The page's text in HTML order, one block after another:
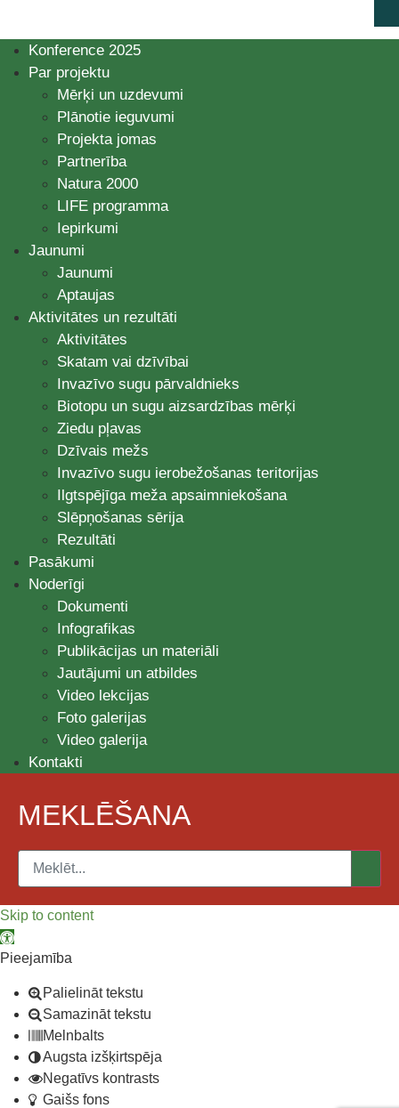
Konference 2025
Par projektu
Mērķi un uzdevumi
Plānotie ieguvumi
Projekta jomas
Partnerība
Natura 2000
LIFE programma
Iepirkumi
Jaunumi
Jaunumi
Aptaujas
Aktivitātes un rezultāti
Aktivitātes
Skatam vai dzīvībai
Invazīvo sugu pārvaldnieks
Biotopu un sugu aizsardzības mērķi
Ziedu pļavas
Dzīvais mežs
Invazīvo sugu ierobežošanas teritorijas
Ilgtspējīga meža apsaimniekošana
Slēpņošanas sērija
Rezultāti
Pasākumi
Noderīgi
Dokumenti
Infografikas
Publikācijas un materiāli
Jautājumi un atbildes
Video lekcijas
Foto galerijas
Video galerija
Kontakti
MEKLĒŠANA
Skip to content
Open toolbar
Pieejamība
Palielināt tekstu
Samazināt tekstu
Melnbalts
Augsta izšķirtspēja
Negatīvs kontrasts
Gaišs fons